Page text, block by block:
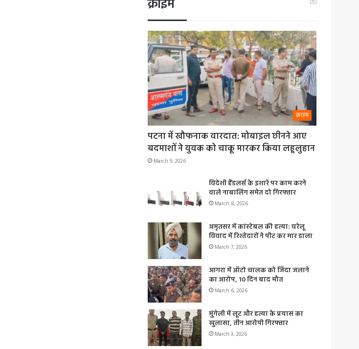
क्राइम
क्राइम
पटना में खौफनाक वारदात: मोबाइल छीनने आए
बदमाशों ने युवक को चाकू मारकर किया लहूलुहान
March 9, 2026
विदेशी हैंडलर्स के इशारे पर काम करने
वाले नाबालिग समेत दो गिरफ्तार
March 8, 2026
अमृतसर में कांस्टेबल की हत्या: घरेलू
विवाद में रिश्तेदारों ने पीट कर मार डाला
March 7, 2026
आगरा में ऑटो चालक को जिंदा जलाने
का आरोप, 10 दिन बाद मौत
March 6, 2026
मुंगेली में लूट और हत्या के प्रयास का
खुलासा, तीन आरोपी गिरफ्तार
March 3, 2026